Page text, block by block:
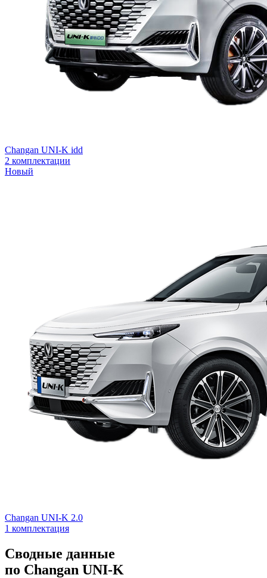
Changan UNI-K idd
2 комплектации
Новый
Changan UNI-K 2.0
1 комплектация
Сводные данные
по Changan UNI-K